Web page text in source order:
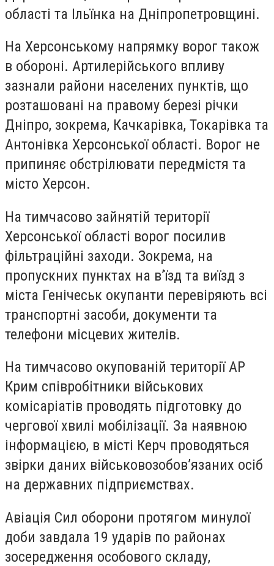
області та Ільїнка на Дніпропетровщині.
На Херсонському напрямку ворог також
в обороні. Артилерійського впливу
зазнали райони населених пунктів, що
розташовані на правому березі річки
Дніпро, зокрема, Качкарівка, Токарівка та
Антонівка Херсонської області. Ворог не
припиняє обстрілювати передмістя та
місто Херсон.
На тимчасово зайнятій території
Херсонської області ворог посилив
фільтраційні заходи. Зокрема, на
пропускних пунктах на в’їзд та виїзд з
міста Генічеськ окупанти перевіряють всі
транспортні засоби, документи та
телефони місцевих жителів.
На тимчасово окупованій території АР
Крим співробітники військових
комісаріатів проводять підготовку до
чергової хвилі мобілізації. За наявною
інформацією, в місті Керч проводяться
звірки даних військовозобов’язаних осіб
на державних підприємствах.
Авіація Сил оборони протягом минулої
доби завдала 19 ударів по районах
зосередження особового складу,